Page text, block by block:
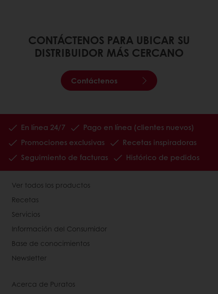
CONTÁCTENOS PARA UBICAR SU
DISTRIBUIDOR MÁS CERCANO
Contáctenos
En línea 24/7
Pago en línea (clientes nuevos)
Promociones exclusivas
Recetas inspiradoras
Seguimiento de facturas
Histórico de pedidos
Ver todos los productos
Recetas
Servicios
Información del Consumidor
Base de conocimientos
Newsletter
Acerca de Puratos